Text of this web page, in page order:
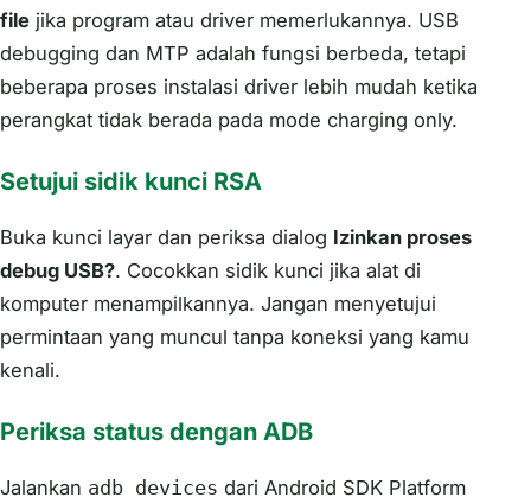
file jika program atau driver memerlukannya. USB
debugging dan MTP adalah fungsi berbeda, tetapi
beberapa proses instalasi driver lebih mudah ketika
perangkat tidak berada pada mode charging only.
Setujui sidik kunci RSA
Buka kunci layar dan periksa dialog Izinkan proses
debug USB?. Cocokkan sidik kunci jika alat di
komputer menampilkannya. Jangan menyetujui
permintaan yang muncul tanpa koneksi yang kamu
kenali.
Periksa status dengan ADB
Jalankan adb devices dari Android SDK Platform